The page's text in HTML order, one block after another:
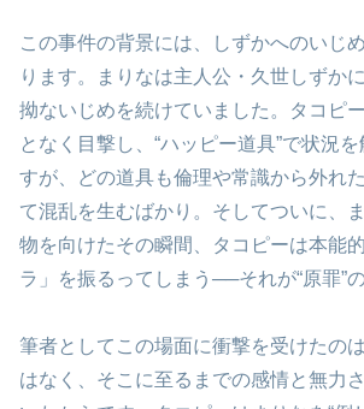
この事件の背景には、しずかへのいじ
ります。まりなは主人公・久世しずか
拗ないじめを続けていました。タコピ
となく目撃し、“ハッピー道具”で状況
すが、どの道具も倫理や常識から外れ
て混乱を生むばかり。そしてついに、
物を向けたその瞬間、タコピーは本能
ラ」を振るってしまう──それが“原罪”
筆者としてこの場面に衝撃を受けたの
はなく、そこに至るまでの感情と無力